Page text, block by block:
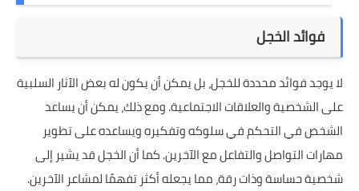
فوائد الخجل
لا يوجد فوائد محددة للخجل، بل يمكن أن يكون له بعض الآثار السلبية
على الشخصية والعلاقات الاجتماعية. ومع ذلك، يمكن أن يساعد
الشخص في التحكم في سلوكه وتفكيره ويساعده على تطوير
مهارات التواصل والتفاعل مع الآخرين. كما أن الخجل قد يشير إلى
شخصية حساسة وذات رقة، مما يجعله أكثر تفهمًا لمشاعر الآخرين.